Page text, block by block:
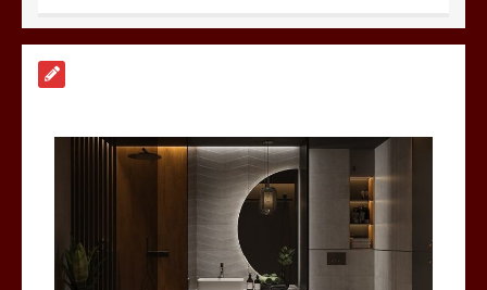
Nagła awaria prądu? kiedy i dlaczego
warto wezwać profesjonalne
pogotowie elektryczne